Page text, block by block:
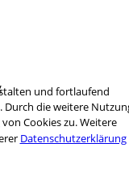
und fortlaufend
Durch die weitere
Cookies zu. Weitere
Datenschutzerklärung